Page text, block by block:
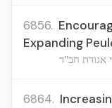
6856.
Expanding
אגודת חב"ד
6864.